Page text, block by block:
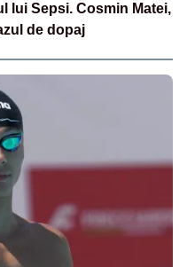
lui Sepsi. Cosmin Matei,
de dopaj